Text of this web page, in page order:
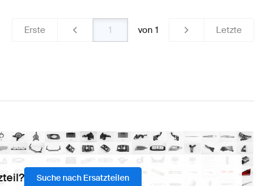
Erste von 1 Letzte
Suche nach Ersatzteilen